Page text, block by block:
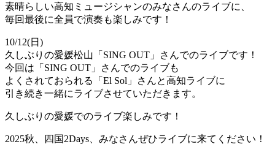
素晴らしい高知ミュージシャンのみなさんのライブに、
毎回最後に全員で演奏も楽しみです！
10/12(日)
久しぶりの愛媛松山「SING OUT」さんでのライブです！
今回は「SING OUT」さんでのライブも
よくされておられる「El Sol」さんと高知ライブに
引き続き一緒にライブさせていただきます。
久しぶりの愛媛でのライブ楽しみです！
2025秋、四国2Days、みなさんぜひライブに来てください！